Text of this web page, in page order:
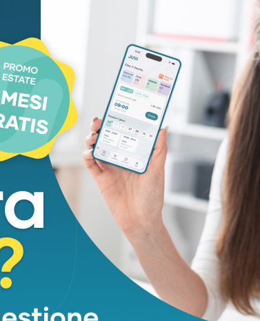
la
della
è la nuova
Cronaca
Violento scontro fra
due auto nella notte a
Carrara: grave una
donna di 58 anni